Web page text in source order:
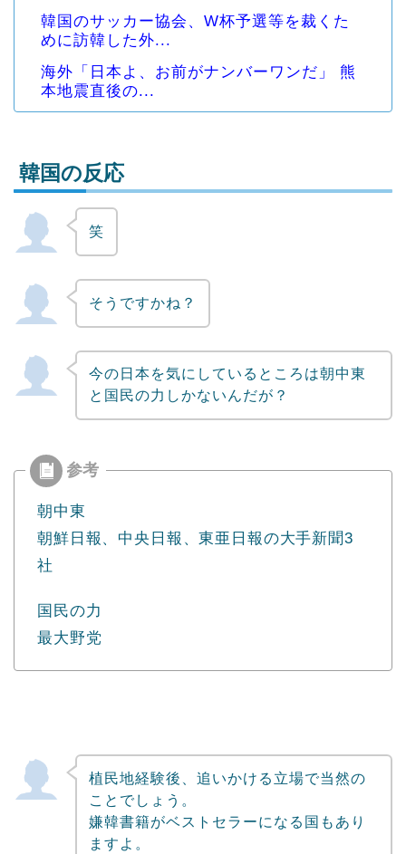
韓国のサッカー協会、W杯予選等を裁くた
めに訪韓した外...
海外「日本よ、お前がナンバーワンだ」 熊
本地震直後の...
Powered by livedoor 相互RSS
韓国の反応
笑
そうですかね？
今の日本を気にしているところは朝中東
と国民の力しかないんだが？
朝中東
朝鮮日報、中央日報、東亜日報の大手新聞3
社
国民の力
最大野党
植民地経験後、追いかける立場で当然の
ことでしょう。
嫌韓書籍がベストセラーになる国もあり
ますよ。